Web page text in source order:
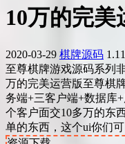
10万的完美
2020-03-29 棋牌源码
至尊棋牌游戏源码系列
万的完美运营版至尊棋
务端+三客户端+数据库
个客户面交10多万的东
单的东西，这个ui你们